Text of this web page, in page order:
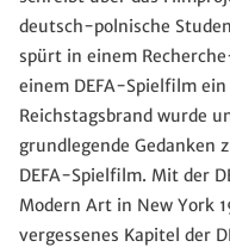
deutsch-polnische
spürt in einem
einem DEFA-Spielfilm ein
Reichstagsbrand wurde
grundlegende Gedanken
DEFA-Spielfilm. Mit der
Modern Art in New York
vergessenes Kapitel der